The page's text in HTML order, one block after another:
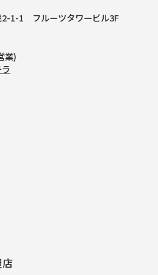
2-1-1
フルーツタワービル3F
業)